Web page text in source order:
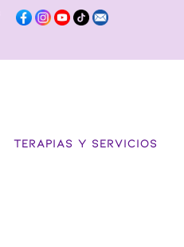
TERAPIAS Y SERVICIOS